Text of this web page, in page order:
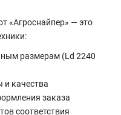
«Агроснайпер» — это
размерам (Ld 2240
и качества
заказа
соответствия